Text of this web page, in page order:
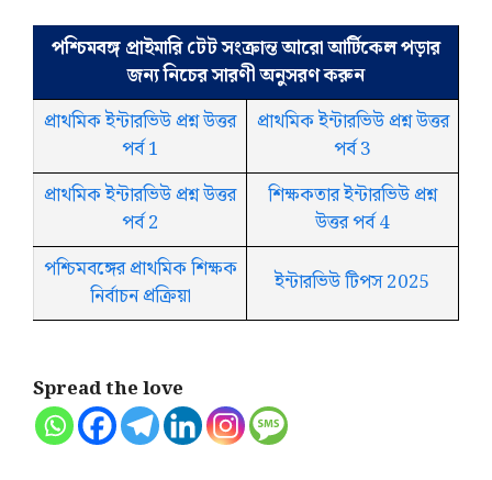
পশ্চিমবঙ্গ প্রাইমারি টেট সংক্রান্ত আরো আর্টিকেল পড়ার
জন্য নিচের সারণী অনুসরণ করুন
প্রাথমিক ইন্টারভিউ প্রশ্ন উত্তর
পর্ব 1
প্রাথমিক ইন্টারভিউ প্রশ্ন উত্তর
পর্ব 3
প্রাথমিক ইন্টারভিউ প্রশ্ন উত্তর
পর্ব 2
শিক্ষকতার ইন্টারভিউ প্রশ্ন
উত্তর পর্ব 4
পশ্চিমবঙ্গের প্রাথমিক শিক্ষক
নির্বাচন প্রক্রিয়া
ইন্টারভিউ টিপস 2025
Spread the love